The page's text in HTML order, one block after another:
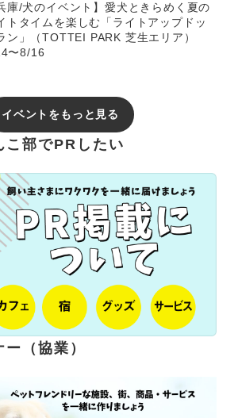
庫/犬のイベント】愛犬ときらめく夏の
トタイムを楽しむ「ライトアップドッ
ン」（TOTTEI PARK 芝生エリア）
〜8/16
イベントをもっと見る
こ部でPRしたい
（協業）